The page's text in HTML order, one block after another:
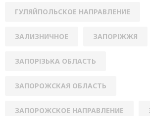
ГУЛЯЙПОЛЬСКОЕ НАПРАВЛЕНИЕ
ЗАЛИЗНИЧНОЕ ЗАПОРІЖЖЯ
ЗАПОРІЗЬКА ОБЛАСТЬ
ЗАПОРОЖСКАЯ ОБЛАСТЬ
ЗАПОРОЖСКОЕ НАПРАВЛЕНИЕ